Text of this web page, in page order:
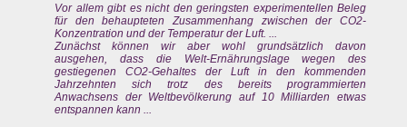
Vor allem gibt es nicht den geringsten experimentellen Beleg
für den behaupteten Zusammenhang zwischen der CO2-
Konzentration und der Temperatur der Luft. ...
Zunächst können wir aber wohl grundsätzlich davon
ausgehen, dass die Welt-Ernährungslage wegen des
gestiegenen CO2-Gehaltes der Luft in den kommenden
Jahrzehnten sich trotz des bereits programmierten
Anwachsens der Weltbevölkerung auf 10 Milliarden etwas
entspannen kann ...